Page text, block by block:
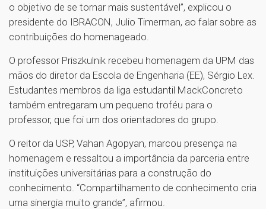
o objetivo de se tornar mais sustentável”, explicou o
presidente do IBRACON, Julio Timerman, ao falar sobre as
contribuições do homenageado.
O professor Priszkulnik recebeu homenagem da UPM das
mãos do diretor da Escola de Engenharia (EE), Sérgio Lex.
Estudantes membros da liga estudantil MackConcreto
também entregaram um pequeno troféu para o
professor, que foi um dos orientadores do grupo.
O reitor da USP, Vahan Agopyan, marcou presença na
homenagem e ressaltou a importância da parceria entre
instituições universitárias para a construção do
conhecimento. “Compartilhamento de conhecimento cria
uma sinergia muito grande”, afirmou.